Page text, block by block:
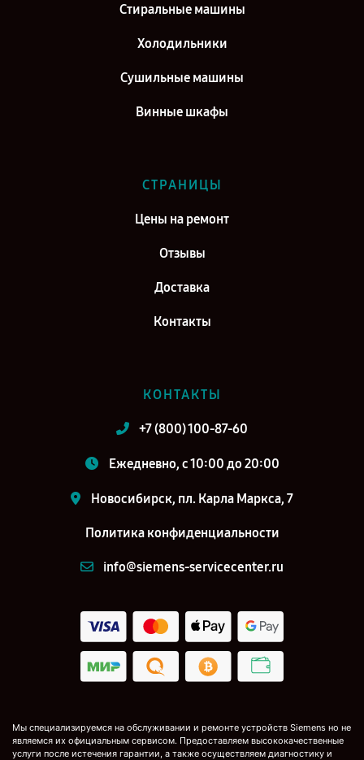
Стиральные машины
Холодильники
Сушильные машины
Винные шкафы
СТРАНИЦЫ
Цены на ремонт
Отзывы
Доставка
Контакты
КОНТАКТЫ
+7 (800) 100-87-60
Ежедневно, с 10:00 до 20:00
Новосибирск, пл. Карла Маркса, 7
Политика конфиденциальности
info@siemens-servicecenter.ru
Мы специализируемся на обслуживании и ремонте устройств Siemens но не
являемся их официальным сервисом. Предоставляем высококачественные
услуги после истечения гарантии, а также осуществляем диагностику и